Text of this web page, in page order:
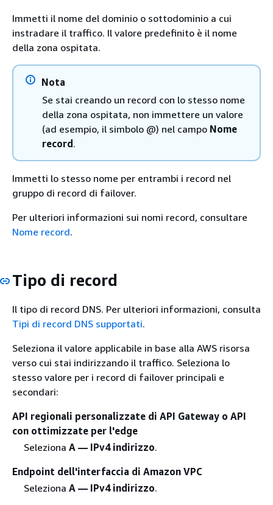
Immetti il nome del dominio o sottodominio a cui
instradare il traffico. Il valore predefinito è il nome
della zona ospitata.
Nota
Se stai creando un record con lo stesso nome
della zona ospitata, non immettere un valore
(ad esempio, il simbolo @) nel campo Nome
record .
Immetti lo stesso nome per entrambi i record nel
gruppo di record di failover.
Per ulteriori informazioni sui nomi record, consultare
Nome record.
Tipo di record
Il tipo di record DNS. Per ulteriori informazioni, consulta
Tipi di record DNS supportati.
Seleziona il valore applicabile in base alla AWS risorsa
verso cui stai indirizzando il traffico. Seleziona lo
stesso valore per i record di failover principali e
secondari:
API regionali personalizzate di API Gateway o API
con ottimizzate per l'edge
Seleziona A — IPv4 indirizzo.
Endpoint dell'interfaccia di Amazon VPC
Seleziona A — IPv4 indirizzo.